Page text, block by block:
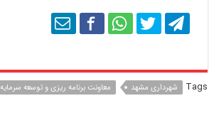
Tags شهرداری مشهد معاونت برنامه ریزی و توسعه